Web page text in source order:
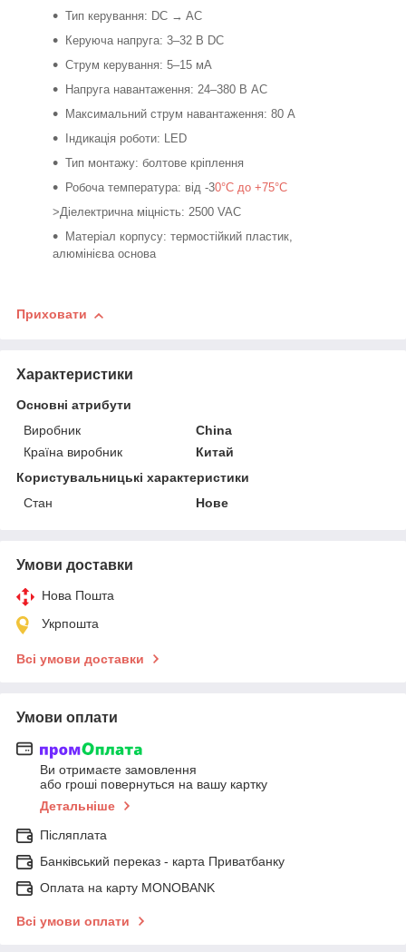
Тип керування: DC → AC
Керуюча напруга: 3–32 В DC
Струм керування: 5–15 мА
Напруга навантаження: 24–380 В AC
Максимальний струм навантаження: 80 А
Індикація роботи: LED
Тип монтажу: болтове кріплення
Робоча температура: від -30°C до +75°C
>Діелектрична міцність: 2500 VAC
Матеріал корпусу: термостійкий пластик,
алюмінієва основа
Приховати
Характеристики
Основні атрибути
Виробник
China
Країна виробник
Китай
Користувальницькі характеристики
Стан
Нове
Умови доставки
Нова Пошта
Укрпошта
Всі умови доставки
Умови оплати
Ви отримаєте замовлення
або гроші повернуться на вашу картку
Детальніше
Післяплата
Банківський переказ - карта Приватбанку
Оплата на карту MONOBANK
Всі умови оплати